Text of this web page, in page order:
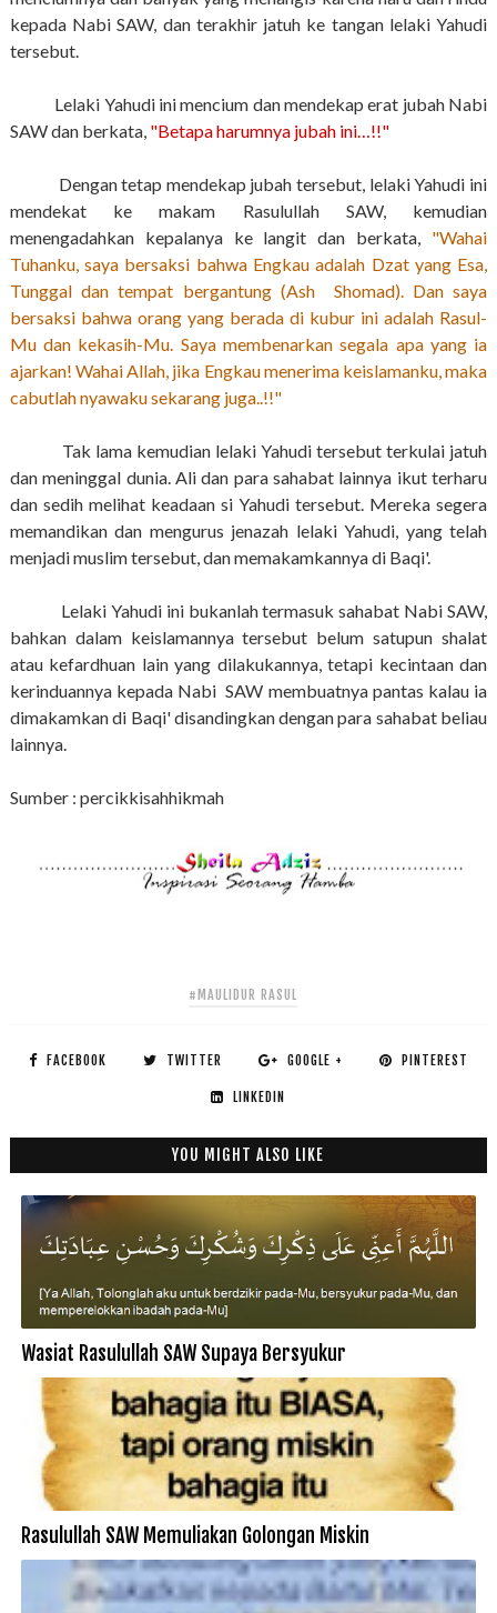
kepada Nabi SAW, dan terakhir jatuh ke tangan lelaki Yahudi
tersebut.
Lelaki Yahudi ini mencium dan mendekap erat jubah Nabi
SAW dan berkata, "Betapa harumnya jubah ini…!!"
Dengan tetap mendekap jubah tersebut, lelaki Yahudi ini
mendekat ke makam Rasulullah SAW, kemudian
menengadahkan kepalanya ke langit dan berkata, "Wahai
Tuhanku, saya bersaksi bahwa Engkau adalah Dzat yang Esa,
Tunggal dan tempat bergantung (Ash Shomad). Dan saya
bersaksi bahwa orang yang berada di kubur ini adalah Rasul-
Mu dan kekasih-Mu. Saya membenarkan segala apa yang ia
ajarkan! Wahai Allah, jika Engkau menerima keislamanku, maka
cabutlah nyawaku sekarang juga..!!"
Tak lama kemudian lelaki Yahudi tersebut terkulai jatuh
dan meninggal dunia. Ali dan para sahabat lainnya ikut terharu
dan sedih melihat keadaan si Yahudi tersebut. Mereka segera
memandikan dan mengurus jenazah lelaki Yahudi, yang telah
menjadi muslim tersebut, dan memakamkannya di Baqi'.
Lelaki Yahudi ini bukanlah termasuk sahabat Nabi SAW,
bahkan dalam keislamannya tersebut belum satupun shalat
atau kefardhuan lain yang dilakukannya, tetapi kecintaan dan
kerinduannya kepada Nabi SAW membuatnya pantas kalau ia
dimakamkan di Baqi' disandingkan dengan para sahabat beliau
lainnya.
Sumber : percikkisahhikmah
#MAULIDUR RASUL
FACEBOOK TWITTER GOOGLE + PINTEREST
LINKEDIN
YOU MIGHT ALSO LIKE
Wasiat Rasulullah SAW Supaya Bersyukur
Rasulullah SAW Memuliakan Golongan Miskin